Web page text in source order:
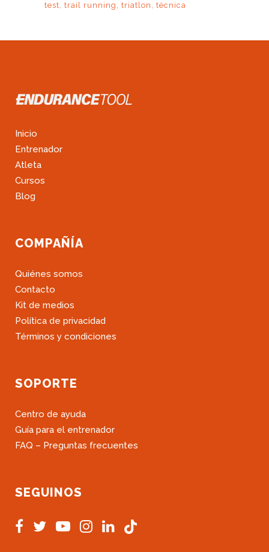
test trail running triatlon técnica
Inicio
Entrenador
Atleta
Cursos
Blog
COMPAÑÍA
Quiénes somos
Contacto
Kit de medios
Política de privacidad
Términos y condiciones
SOPORTE
Centro de ayuda
Guía para el entrenador
FAQ – Preguntas frecuentes
SEGUINOS